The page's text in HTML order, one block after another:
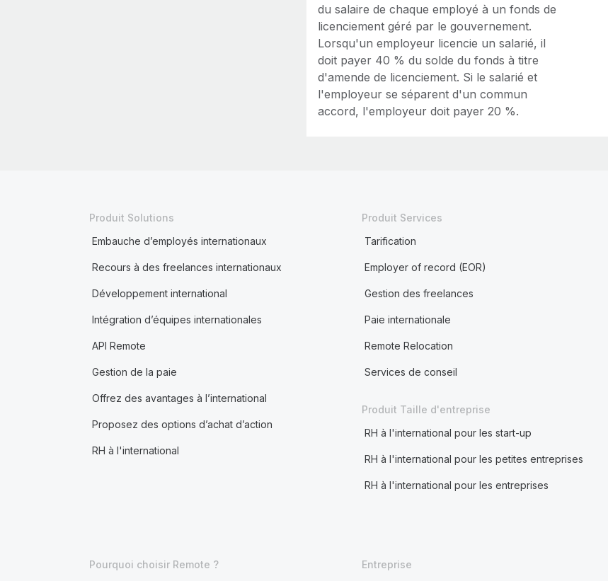
du salaire de chaque employé à un fonds de
licenciement géré par le gouvernement.
Lorsqu'un employeur licencie un salarié, il
doit payer 40 % du solde du fonds à titre
d'amende de licenciement. Si le salarié et
l'employeur se séparent d'un commun
accord, l'employeur doit payer 20 %.
Produit Solutions
Embauche d’employés internationaux
Recours à des freelances internationaux
Développement international
Intégration d’équipes internationales
API Remote
Gestion de la paie
Offrez des avantages à l’international
Proposez des options d’achat d’action
RH à l'international
Produit Services
Tarification
Employer of record (EOR)
Gestion des freelances
Paie internationale
Remote Relocation
Services de conseil
Produit Taille d'entreprise
RH à l'international pour les start-up
RH à l'international pour les petites entreprises
RH à l'international pour les entreprises
Pourquoi choisir Remote ?
Entreprise